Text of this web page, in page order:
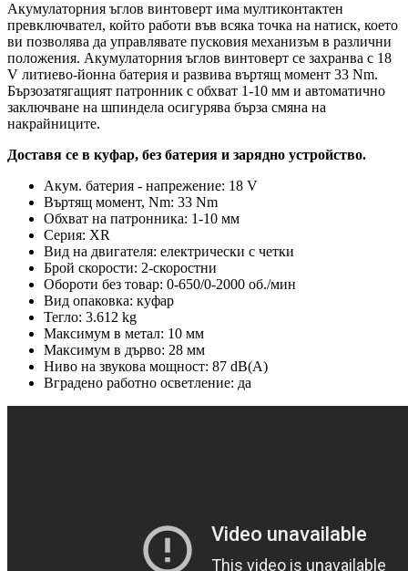
Акумулаторния ъглов винтоверт има мултиконтактен
превключвател, който работи във всяка точка на натиск, което
ви позволява да управлявате пусковия механизъм в различни
положения. Акумулаторния ъглов винтоверт се захранва с 18
V литиево-йонна батерия и развива въртящ момент 33 Nm.
Бързозатягащият патронник с обхват 1-10 мм и автоматично
заключване на шпиндела осигурява бърза смяна на
накрайниците.
Доставя се в куфар, без батерия и зарядно устройство.
Акум. батерия - напрежение: 18 V
Въртящ момент, Nm: 33 Nm
Обхват на патронника: 1-10 мм
Серия: XR
Вид на двигателя: електрически с четки
Брой скорости: 2-скоростни
Обороти без товар: 0-650/0-2000 об./мин
Вид опаковка: куфар
Тегло: 3.612 kg
Максимум в метал: 10 мм
Максимум в дърво: 28 мм
Ниво на звукова мощност: 87 dB(A)
Вградено работно осветление: да